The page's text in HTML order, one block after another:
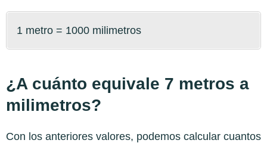
1 metro = 1000 milimetros
¿A cuánto equivale 7 metros a
milimetros?
Con los anteriores valores, podemos calcular cuantos